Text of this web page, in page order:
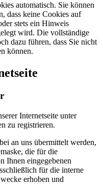
automatisch. Sie können
dass keine Cookies auf
stets ein Hinweis
wird. Die vollständige
dazu führen, dass Sie nicht
können.
Internetseite unter
zu registrieren.
an uns übermittelt werden,
die für die
Ihnen eingegebenen
für die interne
erhoben und